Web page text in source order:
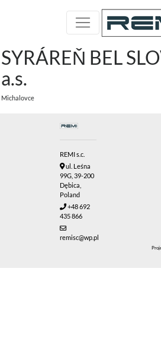
SYRÁREŇ BEL
a.s.
Michalovce
REMI s.c.
ul. Leśna
99G, 39-200
Dębica,
Poland
+48 692
435 866
remisc@wp.pl